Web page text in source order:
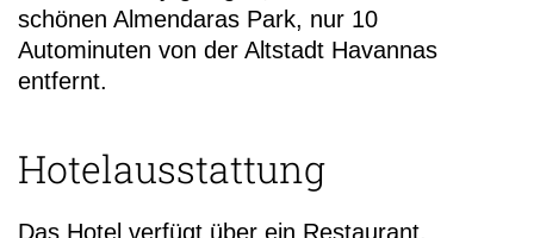
schönen Almendaras Park, nur 10
Autominuten von der Altstadt Havannas
entfernt.
Hotelausstattung
Das Hotel verfügt über ein Restaurant,